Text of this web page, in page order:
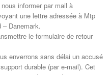
informer par mail à
une lettre adressée à Mtp
– Danemark.
le formulaire de retour
enverrons sans délai un accusé
durable (par e-mail). Cet